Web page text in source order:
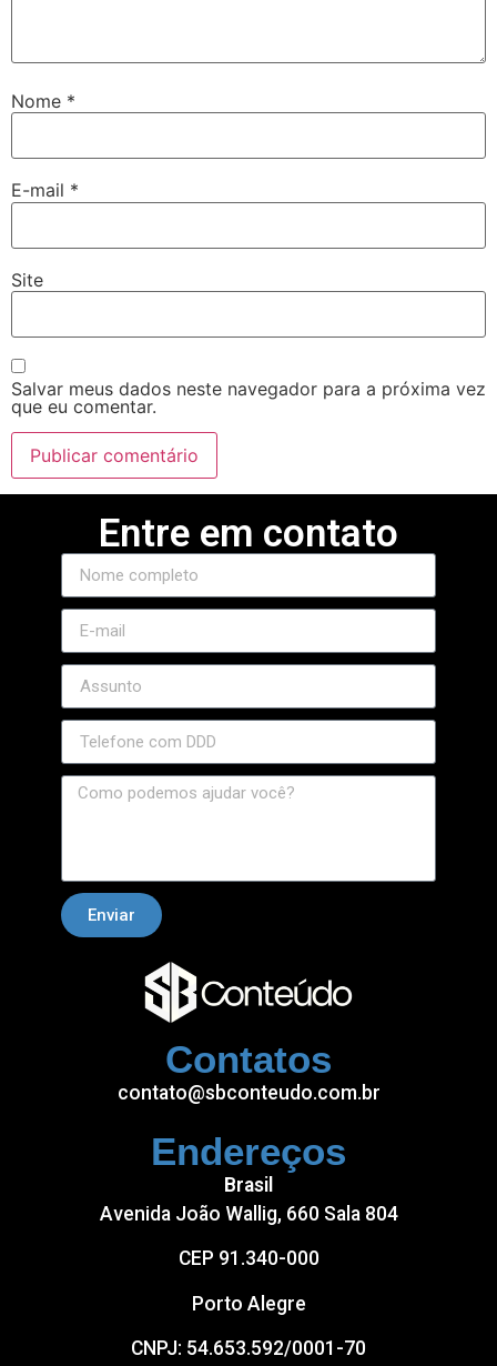
Nome *
E-mail *
Site
Salvar meus dados neste navegador para a próxima vez
que eu comentar.
Contatos
contato@sbconteudo.com.br
Endereços
Brasil
Avenida João Wallig, 660 Sala 804
CEP 91.340-000
Porto Alegre
CNPJ: 54.653.592/0001-70
Entre em contato
Enviar